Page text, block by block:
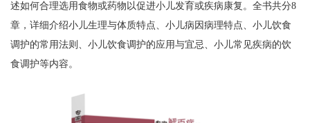
述如何合理选用食物或药物以促进小儿发育或疾病康复。全书共分8
章，详细介绍小儿生理与体质特点、小儿病因病理特点、小儿饮食
调护的常用法则、小儿饮食调护的应用与宜忌、小儿常见疾病的饮
食调护等内容。